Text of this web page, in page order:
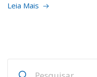
Leia Mais
Pesquisar
por: